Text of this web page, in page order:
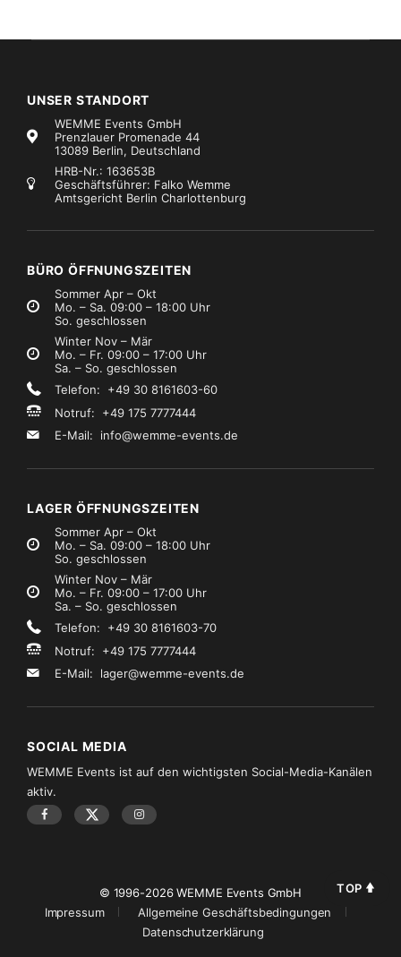
Kabel, Adapter, Auflösungen
MwSt.)
(zzgl. MwSt.)
UNSER STANDORT
WEMME Events GmbH
Prenzlauer Promenade 44
13089 Berlin, Deutschland
HRB-Nr.: 163653B
Geschäftsführer: Falko Wemme
Amtsgericht Berlin Charlottenburg
BÜRO ÖFFNUNGSZEITEN
Sommer Apr – Okt
Mo. – Sa. 09:00 – 18:00 Uhr
So. geschlossen
Winter Nov – Mär
Mo. – Fr. 09:00 – 17:00 Uhr
Sa. – So. geschlossen
Telefon: +49 30 8161603-60
Notruf: +49 175 7777444
E-Mail: info@wemme-events.de
LAGER ÖFFNUNGSZEITEN
Sommer Apr – Okt
Mo. – Sa. 09:00 – 18:00 Uhr
So. geschlossen
Winter Nov – Mär
Mo. – Fr. 09:00 – 17:00 Uhr
Sa. – So. geschlossen
Telefon: +49 30 8161603-70
Notruf: +49 175 7777444
E-Mail: lager@wemme-events.de
SOCIAL MEDIA
WEMME Events ist auf den wichtigsten Social-Media-Kanälen
aktiv.
© 1996-2026 WEMME Events GmbH
Impressum
Allgemeine Geschäftsbedingungen
Datenschutzerklärung
TOP